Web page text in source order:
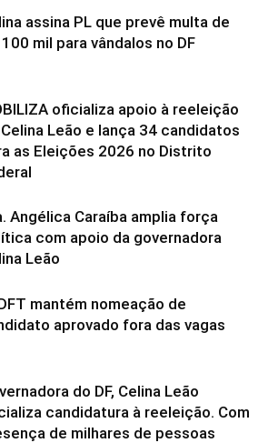
assina PL que prevê multa de
100 mil para vândalos no DF
oficializa apoio à reeleição
Leão e lança 34 candidatos
as Eleições 2026 no Distrito
Angélica Caraíba amplia força
com apoio da governadora
Leão
mantém nomeação de
aprovado fora das vagas
do DF, Celina Leão
candidatura à reeleição. Com
de milhares de pessoas